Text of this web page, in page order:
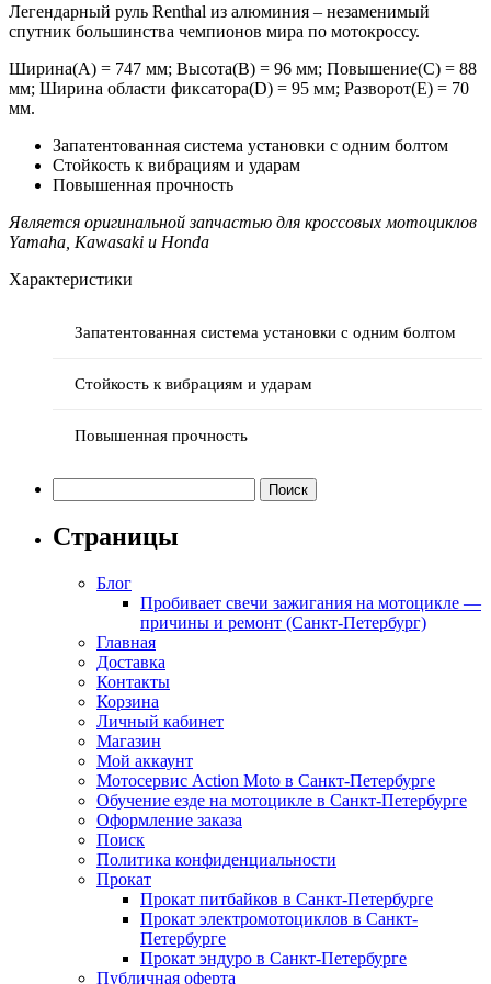
Легендарный руль Renthal из алюминия – незаменимый
спутник большинства чемпионов мира по мотокроссу.
Ширина(А) = 747 мм; Высота(В) = 96 мм; Повышение(C) = 88
мм; Ширина области фиксатора(D) = 95 мм; Разворот(Е) = 70
мм.
Запатентованная система установки с одним болтом
Стойкость к вибрациям и ударам
Повышенная прочность
Является оригинальной запчастью для кроссовых мотоциклов
Yamaha, Kawasaki и Honda
Характеристики
Запатентованная система установки с одним болтом
Стойкость к вибрациям и ударам
Повышенная прочность
Страницы
Блог
Пробивает свечи зажигания на мотоцикле —
причины и ремонт (Санкт-Петербург)
Главная
Доставка
Контакты
Корзина
Личный кабинет
Магазин
Мой аккаунт
Мотосервис Action Moto в Санкт-Петербурге
Обучение езде на мотоцикле в Санкт-Петербурге
Оформление заказа
Поиск
Политика конфиденциальности
Прокат
Прокат питбайков в Санкт-Петербурге
Прокат электромотоциклов в Санкт-
Петербурге
Прокат эндуро в Санкт-Петербурге
Публичная оферта